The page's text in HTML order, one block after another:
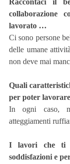
Raccontaci il
collaborazione
lavorato …
Ci sono persone
delle umane
non deve mai
Quali
per poter
In ogni caso,
atteggiamenti
I lavori che ti
soddisfazioni e